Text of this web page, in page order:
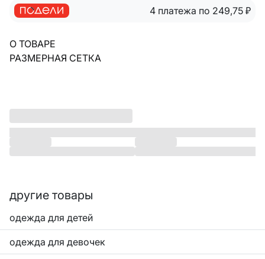
4 платежа по 249,75 ₽
О ТОВАРЕ
РАЗМЕРНАЯ СЕТКА
другие товары
одежда для детей
одежда для девочек